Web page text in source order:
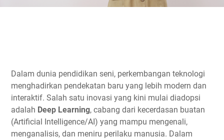
Dalam dunia pendidikan seni, perkembangan teknologi
menghadirkan pendekatan baru yang lebih modern dan
interaktif. Salah satu inovasi yang kini mulai diadopsi
adalah Deep Learning, cabang dari kecerdasan buatan
(Artificial Intelligence/AI) yang mampu mengenali,
menganalisis, dan meniru perilaku manusia. Dalam